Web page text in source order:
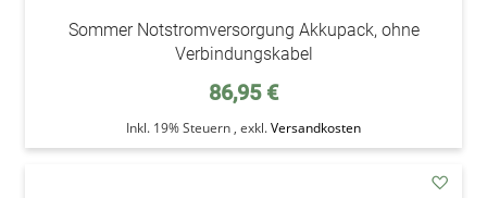
Sommer Notstromversorgung Akkupack, ohne
Verbindungskabel
86,95 €
Inkl. 19% Steuern , exkl.Versandkosten